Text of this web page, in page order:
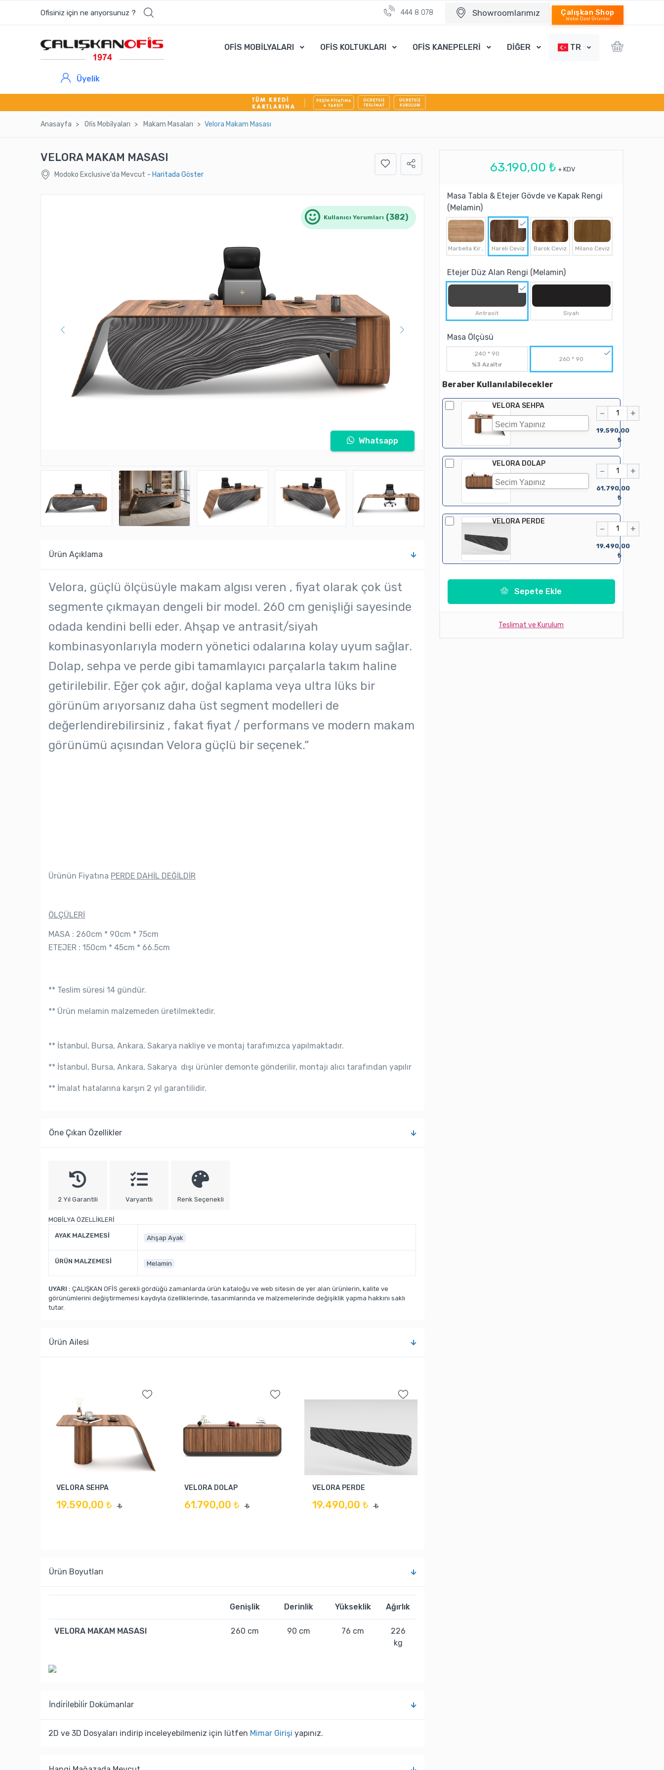
Ofisiniz için ne arıyorsunuz ? 444 8 078 Showroomlarımız Çalışkan Shop
Webe Özel Ürünler
OFİS MOBİLYALARI OFİS KOLTUKLARI OFİS KANEPELERİ DİĞER TR
Üyelik
Anasayfa Ofi̇s Mobi̇lyaları Makam Masaları Velora Makam Masası
VELORA MAKAM MASASI
Modoko Exclusive'da Mevcut - Haritada Göster
Kullanıcı Yorumları (382)
Whatsapp
Ürün Açıklama
Velora, güçlü ölçüsüyle makam algısı veren , fiyat olarak çok üst
segmente çıkmayan dengeli bir model. 260 cm genişliği sayesinde
odada kendini belli eder. Ahşap ve antrasit/siyah
kombinasyonlarıyla modern yönetici odalarına kolay uyum sağlar.
Dolap, sehpa ve perde gibi tamamlayıcı parçalarla takım haline
getirilebilir. Eğer çok ağır, doğal kaplama veya ultra lüks bir
görünüm arıyorsanız daha üst segment modelleri de
değerlendirebilirsiniz , fakat fiyat / performans ve modern makam
görünümü açısından Velora güçlü bir seçenek.”
Ürünün Fiyatına PERDE DAHİL DEĞİLDİR
ÖLÇÜLERİ
MASA : 260cm * 90cm * 75cm
ETEJER : 150cm * 45cm * 66.5cm
** Teslim süresi 14 gündür.
** Ürün melamin malzemeden üretilmektedir.
** İstanbul, Bursa, Ankara, Sakarya nakliye ve montaj tarafımızca yapılmaktadır.
** İstanbul, Bursa, Ankara, Sakarya dışı ürünler demonte gönderilir, montajı alıcı tarafından yapılır
** İmalat hatalarına karşın 2 yıl garantilidir.
Öne Çıkan Özellikler
2 Yıl Garantili Varyantlı Renk Seçenekli
MOBİLYA ÖZELLİKLERİ
AYAK MALZEMESİ Ahşap Ayak
ÜRÜN MALZEMESİ Melamin
UYARI : ÇALIŞKAN OFİS gerekli gördüğü zamanlarda ürün kataloğu ve web sitesin de yer alan ürünlerin, kalite ve
görünümlerini değiştirmemesi kaydıyla özelliklerinde, tasarımlarında ve malzemelerinde değişiklik yapma hakkını saklı
tutar.
Ürün Ailesi
VELORA SEHPA
19.590,00 ₺ ₺
VELORA DOLAP
61.790,00 ₺ ₺
VELORA PERDE
19.490,00 ₺ ₺
Ürün Boyutları
Genişlik Derinlik Yükseklik Ağırlık
VELORA MAKAM MASASI 260 cm 90 cm 76 cm
226
kg
İndi̇ri̇lebi̇li̇r Dokümanlar
2D ve 3D Dosyaları indirip inceleyebilmeniz için lütfen Mimar Girişi yapınız.
63.190,00 ₺ + KDV
Masa Tabla & Etejer Gövde ve Kapak Rengi
(Melamin)
Marbella Kirazı Hareli Ceviz Barok Ceviz Milano Ceviz
Etejer Düz Alan Rengi (Melamin)
Antrasit Siyah
Masa Ölçüsü
240 * 90
%3 Azaltır
260 * 90
Beraber Kullanılabilecekler
VELORA SEHPA
− +
19.590,00
₺
VELORA DOLAP
− +
61.790,00
₺
VELORA PERDE
− +
19.490,00
₺
Sepete Ekle
Teslimat ve Kurulum